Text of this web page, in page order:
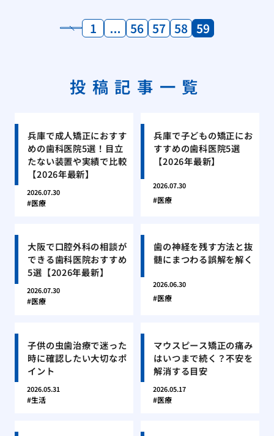
1 … 56 57 58 59
投稿記事一覧
兵庫で成人矯正におすす
めの歯科医院5選！目立
たない装置や実績で比較
【2026年最新】
2026.07.30
医療
兵庫で子どもの矯正にお
すすめの歯科医院5選
【2026年最新】
2026.07.30
医療
大阪で口腔外科の相談が
できる歯科医院おすすめ
5選【2026年最新】
2026.07.30
医療
歯の神経を残す方法と抜
髄にまつわる誤解を解く
2026.06.30
医療
子供の虫歯治療で迷った
時に確認したい大切なポ
イント
2026.05.31
生活
マウスピース矯正の痛み
はいつまで続く？不安を
解消する目安
2026.05.17
医療